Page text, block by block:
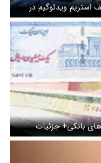
استریم ویدئوگیم در
بانکی+ جزئیات